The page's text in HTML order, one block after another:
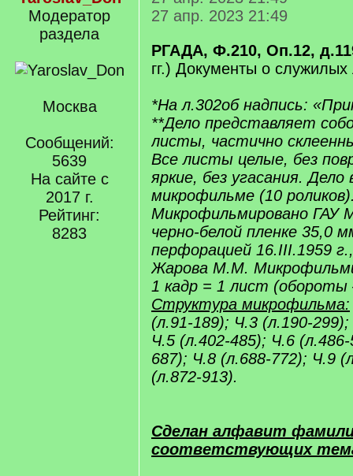
Модератор
раздела
Москва
Сообщений:
5639
На сайте с
2017 г.
Рейтинг:
8283
27 апр. 2023 21:49
РГАДА, Ф.210, Оп.12,
гг.) Документы о
*На л.302об надпись:
**Дело представляет
листы, частично
Все листы целые, без
яркие, без угасания.
микрофильме (10
Микрофильмировано ГАУ
черно-белой пленке 35,0
перфорацией 16.III.1959
Жарова М.М.
1 кадр = 1 лист (обороты
Структура микрофильма:
(л.91-189); Ч.3 (л.190-
Ч.5 (л.402-485); Ч.6
687); Ч.8 (л.688-772); Ч.9
(л.872-913).
Сделан алфавит
соответствующих